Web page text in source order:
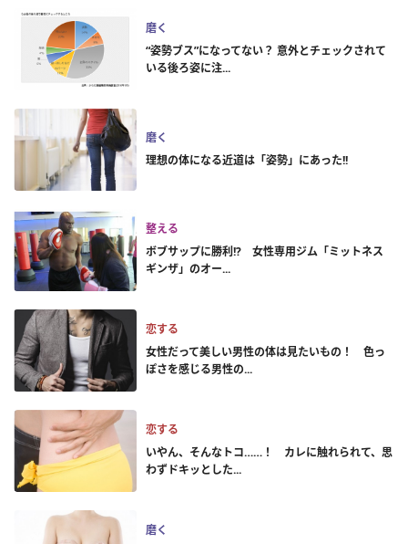
磨く
“姿勢ブス”になってない？ 意外とチェックされて
いる後ろ姿に注...
磨く
理想の体になる近道は「姿勢」にあった!!
整える
ボブサップに勝利!? 女性専用ジム「ミットネス
ギンザ」のオー...
恋する
女性だって美しい男性の体は見たいもの！ 色っ
ぽさを感じる男性の...
恋する
いやん、そんなトコ……！ カレに触れられて、思
わずドキッとした...
磨く